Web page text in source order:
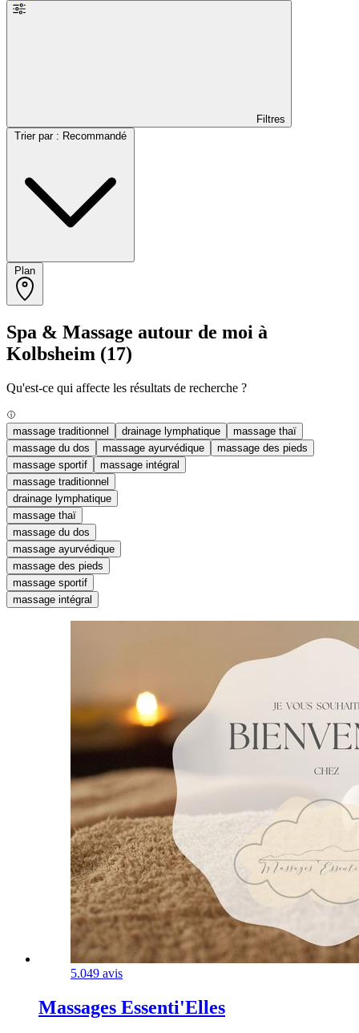
Filtres
Spa & Massage autour de moi à
Kolbsheim (17)
Qu'est-ce qui affecte les résultats de recherche ?
massage traditionnel drainage lymphatique
massage thaï
massage du dos
massage ayurvédique
massage des pieds
massage sportif
massage intégral
massage traditionnel
drainage lymphatique
massage thaï
massage du dos
massage ayurvédique
massage des pieds
massage sportif
massage intégral
5.049 avis
Massages Essenti'Elles